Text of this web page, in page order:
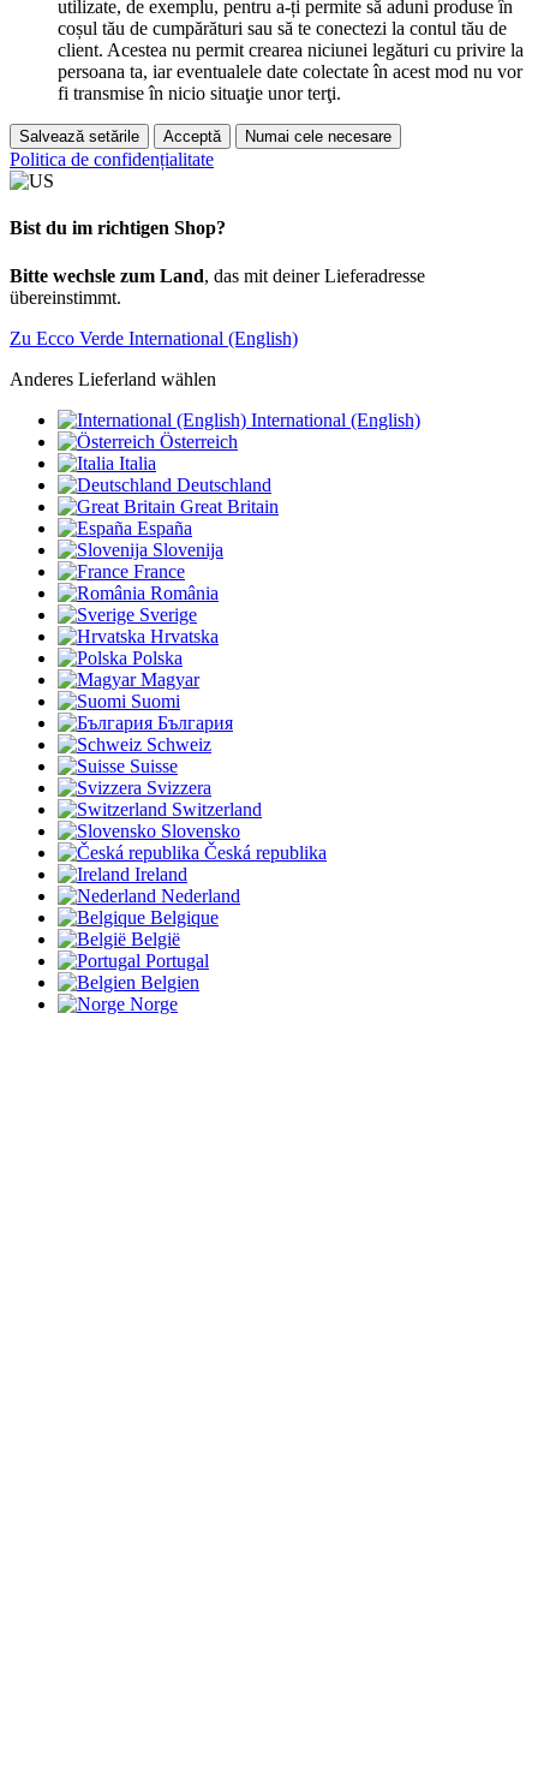
utilizate, de exemplu, pentru a-ți permite să aduni produse în
coșul tău de cumpărături sau să te conectezi la contul tău de
client. Acestea nu permit crearea niciunei legături cu privire la
persoana ta, iar eventualele date colectate în acest mod nu vor
fi transmise în nicio situaţie unor terţi.
Salvează setările Acceptă Numai cele necesare
Politica de confidențialitate
Bist du im richtigen Shop?
Bitte wechsle zum Land, das mit deiner Lieferadresse
übereinstimmt.
Zu Ecco Verde International (English)
Anderes Lieferland wählen
International (English)
Österreich
Italia
Deutschland
Great Britain
España
Slovenija
France
România
Sverige
Hrvatska
Polska
Magyar
Suomi
България
Schweiz
Suisse
Svizzera
Switzerland
Slovensko
Česká republika
Ireland
Nederland
Belgique
België
Portugal
Belgien
Norge